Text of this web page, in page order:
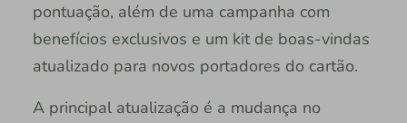
pontuação, além de uma campanha com
benefícios exclusivos e um kit de boas-vindas
atualizado para novos portadores do cartão.
A principal atualização é a mudança no